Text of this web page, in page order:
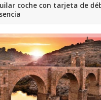
coche con tarjeta de